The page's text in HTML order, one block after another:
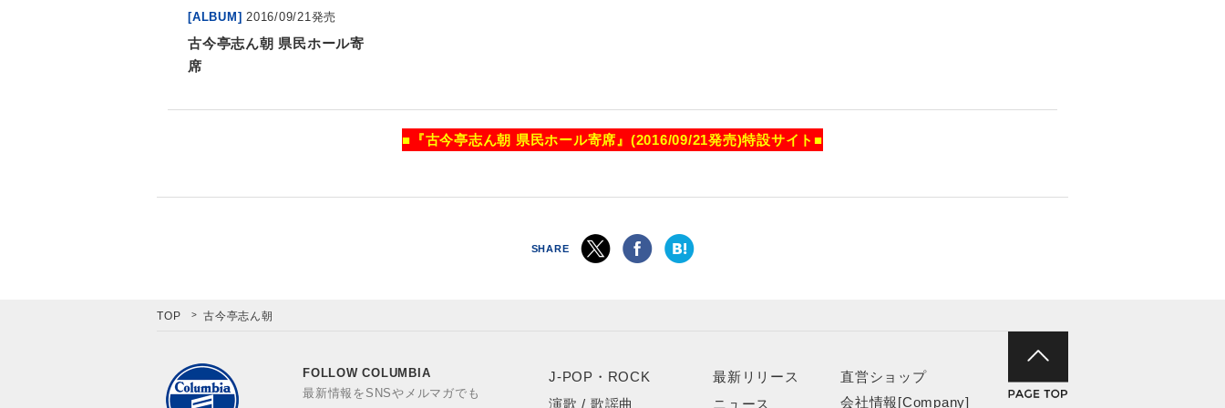
[ALBUM] 2016/09/21発売
古今亭志ん朝 県民ホール寄
席
■『古今亭志ん朝 県民ホール寄席』(2016/09/21発売)特設サイト■
SHARE
TOP 古今亭志ん朝
FOLLOW COLUMBIA
最新情報をSNSやメルマガでも
J-POP・ROCK
演歌 / 歌謡曲
最新リリース
ニュース
直営ショップ
会社情報[Company]